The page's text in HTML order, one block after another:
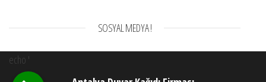
SOSYAL MEDYA !
echo '